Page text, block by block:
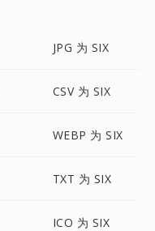
JPG 为 SIX
CSV 为 SIX
WEBP 为 SIX
TXT 为 SIX
ICO 为 SIX